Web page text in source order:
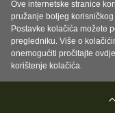
Ove internetske stranice
pružanje boljeg
Postavke kolačića možete
pregledniku. Više o
onemogućiti pročitajte
korištenje kolačića.